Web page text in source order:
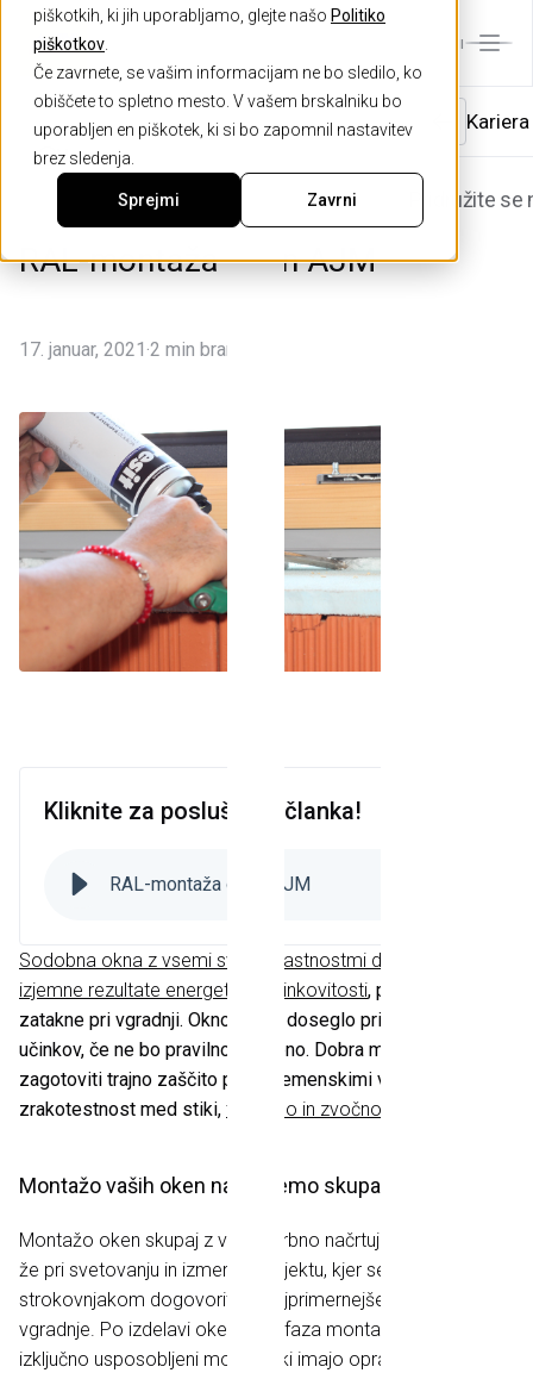
piškotkih, ki jih uporabljamo, glejte našo Politiko
piškotkov
Če zavrnete, se vašim informacijam ne bo sledilo, ko
obiščete to spletno mesto. V vašem brskalniku bo
uporabljen en piškotek, ki si bo zapomnil nastavitev
brez sledenja.
Sprejmi Zavrni
MENI
Središče za
Zakaj
Zakaj AJM
O
O nas
Pridružite se
Nasveti
RAL-montaža oken AJM
17. januar, 2021 .2 min branja
Sodobna okna z vsemi svojimi lastnostmi dosegajo
izjemne rezultate energetske učinkovitosti, pogosto pa se
zatakne pri vgradnji. Okno ne bo doseglo pričakovanih
učinkov, če ne bo pravilno vgrajeno. Dobra montaža mora
zagotoviti trajno zaščito pred vremenskimi vplivi,
zrakotestnost med stiki, toplotno in zvočno zaščito
Montažo vaših oken načrtujemo skupaj z vami
Montažo oken skupaj z vami skrbno načrtujemo. Začne se
že pri svetovanju in izmeri na objektu, kjer se skupaj z našim
strokovnjakom dogovorite o najprimernejšem načinu
vgradnje. Po izdelavi oken sledi faza montaže. Izvajajo jo
izključno usposobljeni monterji, ki imajo opravljen izpit iz
Kliknite za poslušanje članka!
RAL-montaža oken AJM